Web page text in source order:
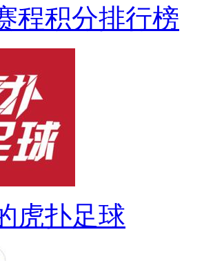
程积分排行榜
虎扑足球